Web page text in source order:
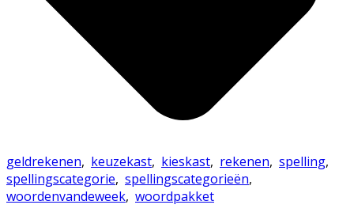
geldrekenen, keuzekast, kieskast, rekenen, spelling,
spellingscategorie, spellingscategorieën,
woordenvandeweek, woordpakket